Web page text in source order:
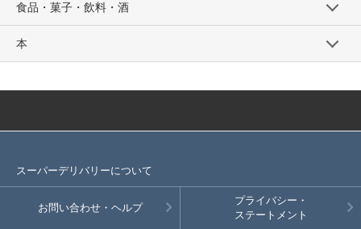
食品・菓子・飲料・酒
本
スーパーデリバリーについて
お問い合わせ・ヘルプ
プライバシー・
ステートメント